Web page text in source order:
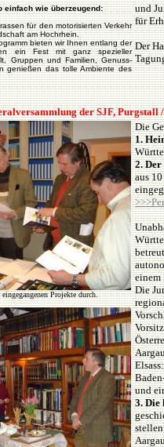
einfach wie überzeugend:
für den motorisierten Verkehr
am Hochrhein.
bieten wir Ihnen entlang der
ein Fest mit ganz spezieller
Gruppen und Familien, Genuss-
genießen das tolle Ambiente des
und
für
Der
der SJF, Purgstall
Projekte durch.
Die
1.
2.
aus
einem
Die
und
3. Die